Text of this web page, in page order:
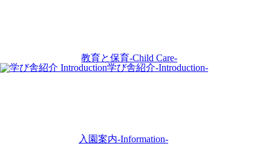
教育と保育-Child Care-
学び舎紹介-Introduction-
入園案内-Information-